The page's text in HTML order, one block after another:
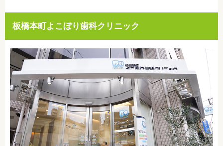
板橋本町よこぼり歯科クリニック